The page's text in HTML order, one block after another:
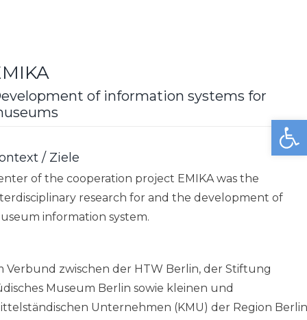
Open toolbar
of information systems for
/ Ziele
of the cooperation project EMIKA was the
research for and the development of
information system.
Verbund zwischen der HTW Berlin, der Stiftung
Museum Berlin sowie kleinen und
Unternehmen (KMU) der Region